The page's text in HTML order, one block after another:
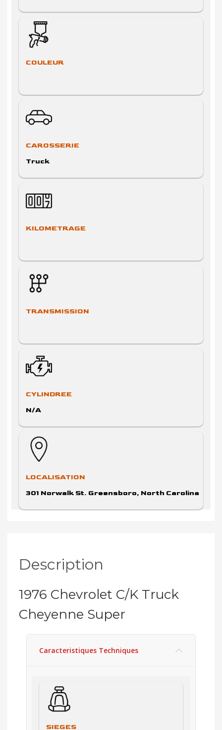
COULEUR
CAROSSERIE
Truck
KILOMETRAGE
TRANSMISSION
CYLINDREE
N/A
LOCALISATION
301 Norwalk St. Greensboro, North Carolina
27407
Description
1976 Chevrolet C/K Truck
Cheyenne Super
Caracteristiques Techniques
SIEGES